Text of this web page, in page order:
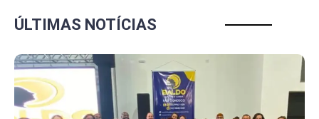
ÚLTIMAS NOTÍCIAS